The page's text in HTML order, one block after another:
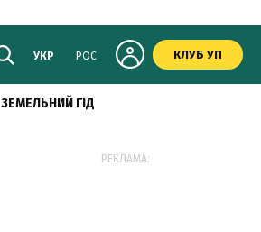
УКР РОС КЛУБ УП
ЗЕМЕЛЬНИЙ ГІД
РЕКЛАМА: